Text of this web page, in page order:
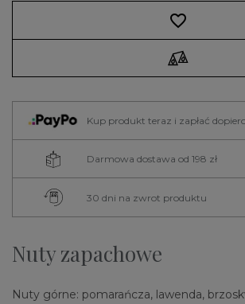
favorite_border
Kup produkt teraz i zapłać
Darmowa dostawa od 198 zł
30 dni na zwrot produktu
Nuty zapachowe
Nuty górne: pomarańcza, lawenda,